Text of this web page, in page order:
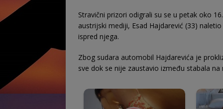
Stravični prizori odigrali su se u petak oko
austrijski mediji, Esad Hajdarević (33)
ispred njega.
Zbog sudara automobil Hajdarevića je
sve dok se nije zaustavio između stabala na